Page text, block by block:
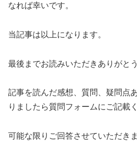
なれば幸いです。
当記事は以上になります。
最後までお読みいただきありがと
記事を読んだ感想、質問、疑問点
りましたら質問フォームにご記載
可能な限りご回答させていただきま